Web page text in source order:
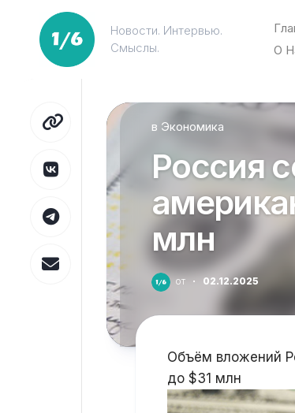
содержанию
Новости. Интервью.
Смыслы.
О
в Экономика
Россия
млн
от · 02.12.2025
Объём вложений
до $31 млн